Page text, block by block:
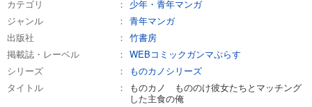
カテゴリ
少年・青年マンガ
ジャンル
青年マンガ
出版社
竹書房
掲載誌・レーベル
WEBコミックガンマぷらす
シリーズ
ものカノシリーズ
タイトル
ものカノ もののけ彼女たちとマッチング
した主食の俺